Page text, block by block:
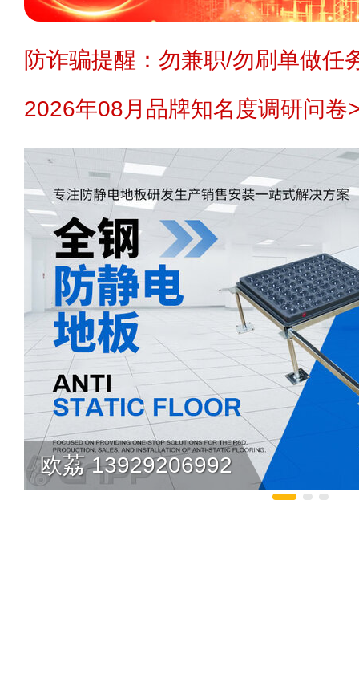
防诈骗提醒：勿兼职/勿刷单做任
2026年08月品牌知名度调研问卷
欧荔 13929206992